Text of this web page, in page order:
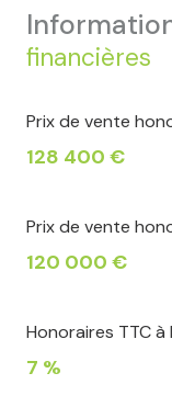
financières
Prix de vente
128 400 €
Prix de vente
120 000 €
Honoraires TTC
7 %